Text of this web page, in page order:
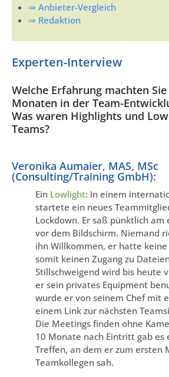
⇒ Anbieter-Vergleich
⇒ Redaktion
Experten-Interview
Welche Erfahrung machten
Monaten in der Team-
Was waren Highlights und
Teams?
Veronika Aumaier, MAS, MSc
(Consulting/Training GmbH):
Ein Lowlight: In einem
startete ein neues
Lockdown. Er saß pünktlich
vor dem Bildschirm. Niemand
ihn Willkommen, er hatte keine
somit keinen Zugang zu
Stillschweigend wird bis heute
er sein privates Equipment
wurde er von seinem Chef mit
einem Link zur nächsten
Die Meetings finden ohne
10 Monate nach Eintritt gab es
Treffen, an dem er zum ersten
Teamkollegen sah.